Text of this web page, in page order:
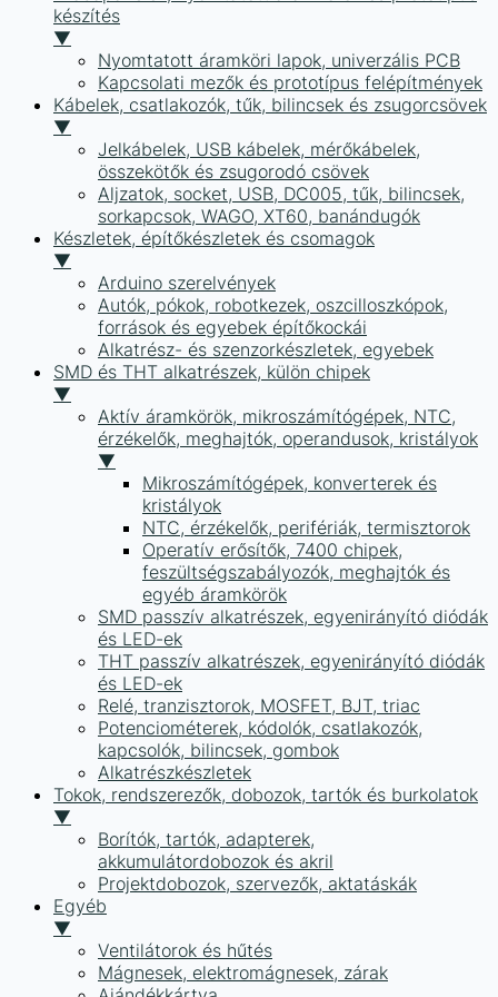
készítés
▼
Nyomtatott áramköri lapok, univerzális PCB
Kapcsolati mezők és prototípus felépítmények
Kábelek, csatlakozók, tűk, bilincsek és zsugorcsövek
▼
Jelkábelek, USB kábelek, mérőkábelek,
összekötők és zsugorodó csövek
Aljzatok, socket, USB, DC005, tűk, bilincsek,
sorkapcsok, WAGO, XT60, banándugók
Készletek, építőkészletek és csomagok
▼
Arduino szerelvények
Autók, pókok, robotkezek, oszcilloszkópok,
források és egyebek építőkockái
Alkatrész- és szenzorkészletek, egyebek
SMD és THT alkatrészek, külön chipek
▼
Aktív áramkörök, mikroszámítógépek, NTC,
érzékelők, meghajtók, operandusok, kristályok
▼
Mikroszámítógépek, konverterek és
kristályok
NTC, érzékelők, perifériák, termisztorok
Operatív erősítők, 7400 chipek,
feszültségszabályozók, meghajtók és
egyéb áramkörök
SMD passzív alkatrészek, egyenirányító diódák
és LED-ek
THT passzív alkatrészek, egyenirányító diódák
és LED-ek
Relé, tranzisztorok, MOSFET, BJT, triac
Potenciométerek, kódolók, csatlakozók,
kapcsolók, bilincsek, gombok
Alkatrészkészletek
Tokok, rendszerezők, dobozok, tartók és burkolatok
▼
Borítók, tartók, adapterek,
akkumulátordobozok és akril
Projektdobozok, szervezők, aktatáskák
Egyéb
▼
Ventilátorok és hűtés
Mágnesek, elektromágnesek, zárak